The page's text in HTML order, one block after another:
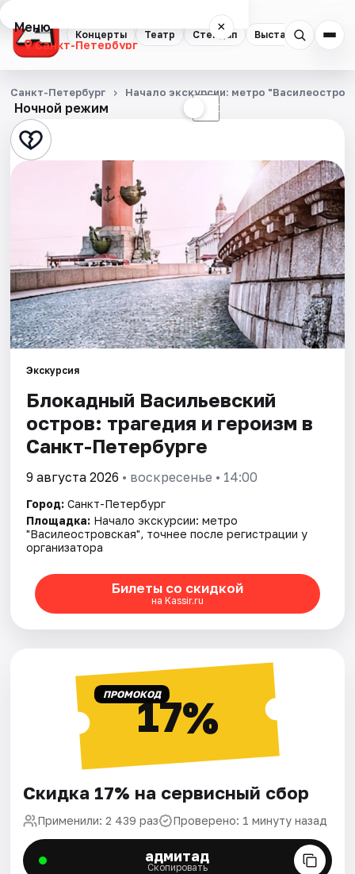
Концерты Театр Стендап Выставки
Меню ×
Санкт-Петербург
Концерты
Театр
Стендап
Экскурсии
Спорт
События
Города
Площадки
Артисты
Рейтинги
Ночной режим ☾
Санкт-Петербург Начало экскурсии: метро
Экскурсия
Блокадный Васильевский
остров: трагедия и героизм в
Санкт-Петербурге
9 августа 2026 • воскресенье • 14:00
Город: Санкт-Петербург
Площадка: Начало экскурсии: метро
"Василеостровская", точнее после регистрации у
организатора
Билеты со скидкой
на Kassir.ru
ПРОМОКОД17%
Скидка 17% на сервисный сбор
Применили: 2 439 раз Проверено: 1 минуту назад
адмитад
Скопировать